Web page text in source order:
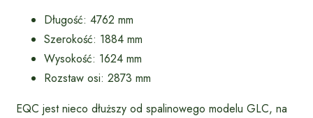
Długość: 4762 mm
Szerokość: 1884 mm
Wysokość: 1624 mm
Rozstaw osi: 2873 mm
EQC jest nieco dłuższy od spalinowego modelu GLC, na